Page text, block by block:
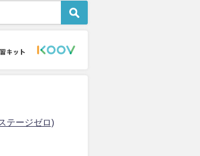
STAGE:0
「STAGE:0」結果まと
テージゼロ)